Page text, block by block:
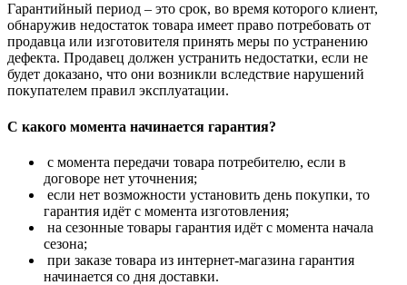
Гарантийный период – это срок, во время которого клиент,
обнаружив недостаток товара имеет право потребовать от
продавца или изготовителя принять меры по устранению
дефекта. Продавец должен устранить недостатки, если не
будет доказано, что они возникли вследствие нарушений
покупателем правил эксплуатации.
С какого момента начинается гарантия?
с момента передачи товара потребителю, если в
договоре нет уточнения;
если нет возможности установить день покупки, то
гарантия идёт с момента изготовления;
на сезонные товары гарантия идёт с момента начала
сезона;
при заказе товара из интернет-магазина гарантия
начинается со дня доставки.